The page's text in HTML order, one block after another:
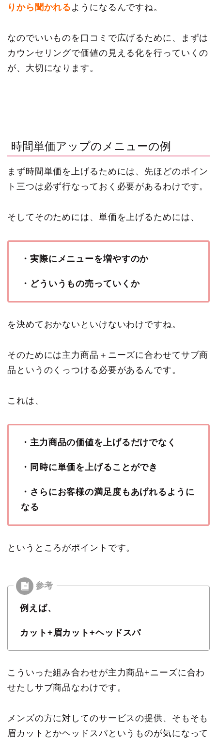
りから聞かれる ようになるんですね。
なのでいいものを口コミで広げるために、まずは
カウンセリングで価値の見える化を行っていくの
が、大切になります。
時間単価アップのメニューの例
まず時間単価を上げるためには、先ほどのポイン
ト三つは必ず行なっておく必要があるわけです。
そしてそのためには、単価を上げるためには、
・実際にメニューを増やすのか
・どういうもの売っていくか
を決めておかないといけないわけですね。
そのためには主力商品＋ニーズに合わせてサブ商
品というのくっつける必要があるんです。
これは、
・主力商品の価値を上げるだけでなく
・同時に単価を上げることができ
・さらにお客様の満足度もあげれるように
なる
というところがポイントです。
例えば、
カット+眉カット+ヘッドスパ
こういった組み合わせが主力商品+ニーズに合わ
せたしサブ商品なわけです。
メンズの方に対してのサービスの提供、そもそも
眉カットとかヘッドスパというものが気になって